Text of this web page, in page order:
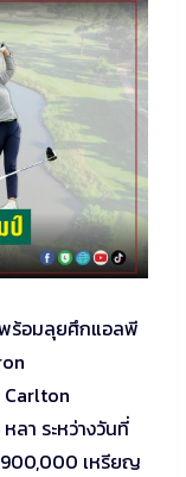
ร้อมลุยศึกแอลพี
ลา ระหว่างวันที่
เหรียญ